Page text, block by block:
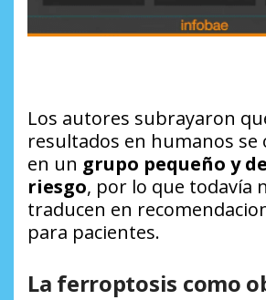
Los autores subrayaron
resultados en humanos
en un grupo pequeño y
riesgo, por lo que todavía
traducen en
para pacientes.
La ferroptosis como